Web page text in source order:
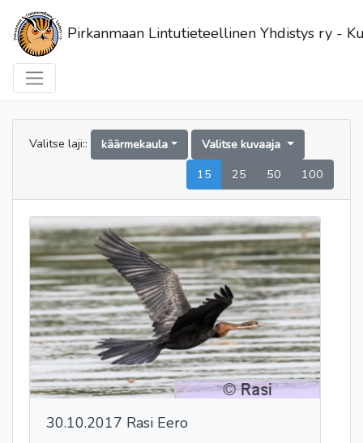
Pirkanmaan Lintutieteellinen Yhdistys ry -
Valitse laji:: käärmekaula
Valitse kuvaaja
15
25 50 100
30.10.2017 Rasi Eero